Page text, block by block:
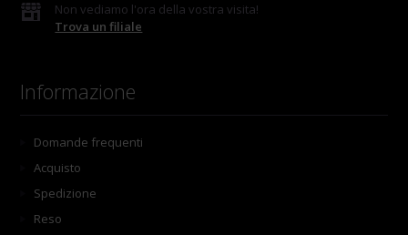
Non vediamo l'ora della vostra visita!
Trova un filiale
Informazione
Domande frequenti
Acquisto
Spedizione
Reso